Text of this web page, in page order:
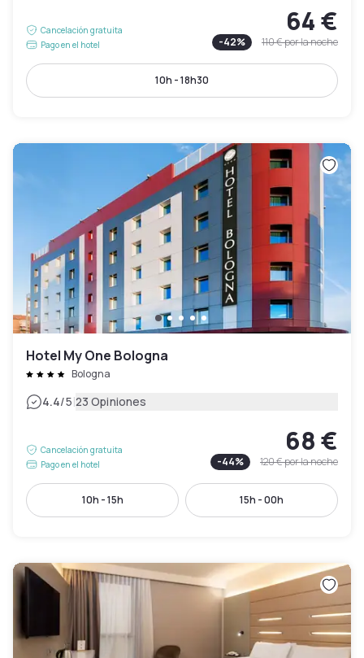
Cancelación gratuita
Pago en el hotel
64 €
-42% 110 €por la noche
10h - 18h30
Hotel My One Bologna
Bologna
4.4/5|23 Opiniones
Cancelación gratuita
Pago en el hotel
68 €
-44% 120 €por la noche
10h - 15h 15h - 00h